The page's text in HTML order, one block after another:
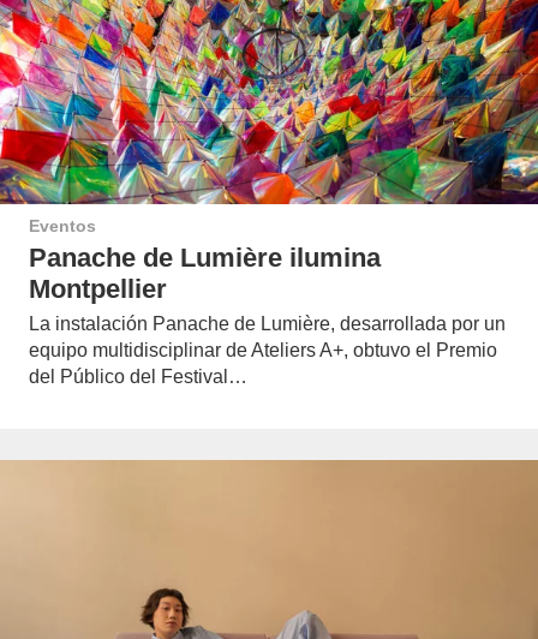
Eventos
Panache de Lumière ilumina
Montpellier
La instalación Panache de Lumière, desarrollada por un
equipo multidisciplinar de Ateliers A+, obtuvo el Premio
del Público del Festival…